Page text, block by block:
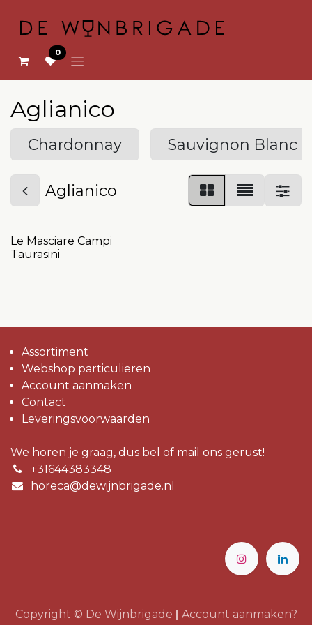
0
Aglianico
Chardonnay Sauvignon Blanc
Aglianico
Le Masciare Campi
Taurasini
Assortiment
Webshop particulieren
Account aanmaken
Contact
Leveringsvoorwaarden
We horen je graag, dus bel of mail ons gerust!
+31644383348
horeca@dewijnbrigade.nl
Copyright © De Wijnbrigade | Account aanmaken?